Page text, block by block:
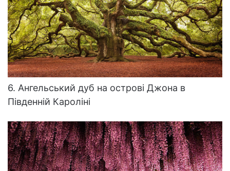
6. Ангельський дуб на острові Джона в
Південній Кароліні